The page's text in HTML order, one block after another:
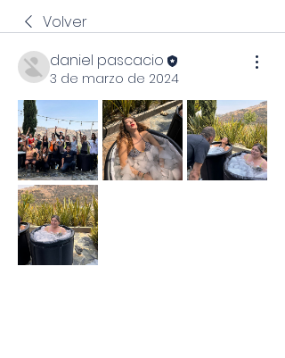
Volver
daniel pascacio
3 de marzo de 2024